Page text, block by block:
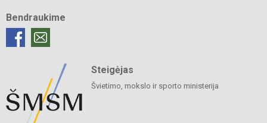
Bendraukime
Steigėjas
Švietimo, mokslo ir sporto ministerija